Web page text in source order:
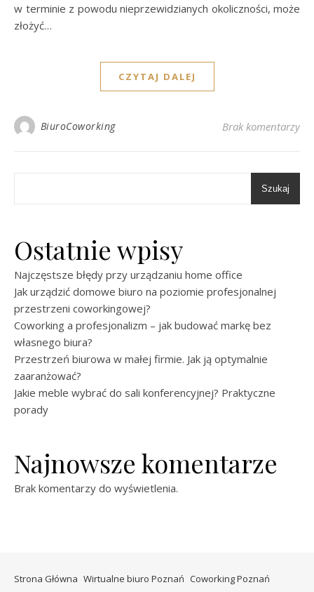
w terminie z powodu nieprzewidzianych okoliczności, może
złożyć…
CZYTAJ DALEJ
BiuroCoworking Brak komentarzy
Szukaj
Ostatnie wpisy
Najczęstsze błędy przy urządzaniu home office
Jak urządzić domowe biuro na poziomie profesjonalnej
przestrzeni coworkingowej?
Coworking a profesjonalizm – jak budować markę bez
własnego biura?
Przestrzeń biurowa w małej firmie. Jak ją optymalnie
zaaranżować?
Jakie meble wybrać do sali konferencyjnej? Praktyczne
porady
Najnowsze komentarze
Brak komentarzy do wyświetlenia.
Strona Główna Wirtualne biuro Poznań Coworking Poznań